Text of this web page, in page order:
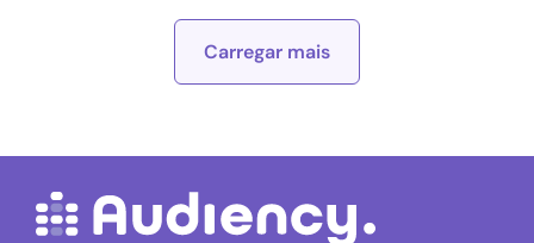
Carregar mais